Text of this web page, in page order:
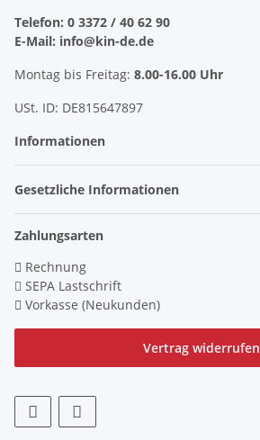
Telefon: 0 3372 / 40 62 90
E-Mail: info@kin-de.de
Montag bis Freitag: 8.00-16.00 Uhr
USt. ID: DE815647897
Informationen
Gesetzliche Informationen
Zahlungsarten
Rechnung
SEPA Lastschrift
Vorkasse (Neukunden)
Vertrag widerrufen